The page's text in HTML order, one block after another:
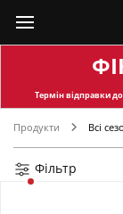
Термін відправки
Продукти Всі
Фільтр